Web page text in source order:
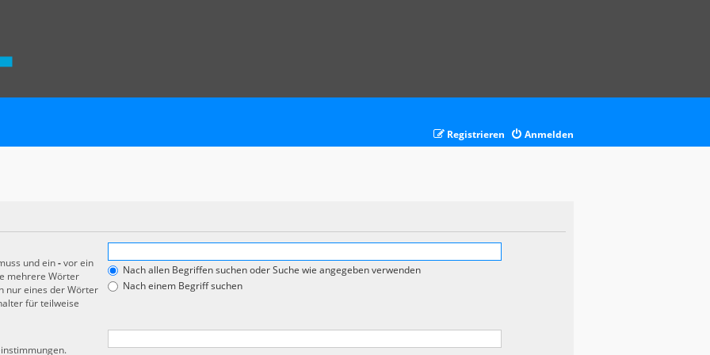
Anmelden
Registrieren
und ein-vor ein
mehrere Wörter
nur eines der Wörter
für teilweise
Nach allen Begriffen suchen oder Suche wie angegeben verwenden
Nach einem Begriff suchen